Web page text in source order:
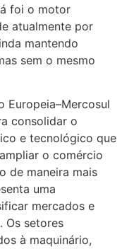
foi o motor
atualmente por
mantendo
sem o mesmo
Europeia–Mercosul
consolidar o
e tecnológico que
o comércio
de maneira mais
uma
mercados e
Os setores
à maquinário,